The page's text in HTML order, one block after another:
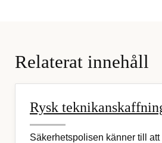
Relaterat innehåll
Rysk
Säkerhetspolisen känner till att